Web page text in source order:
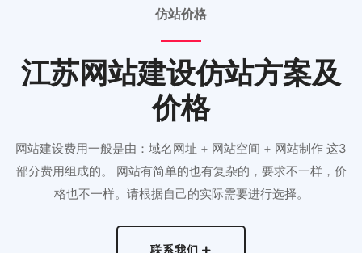
仿站价格
江苏网站建设仿站方案及
价格
网站建设费用一般是由：域名网址 + 网站空间 + 网站制作 这3
部分费用组成的。 网站有简单的也有复杂的，要求不一样，价
格也不一样。请根据自己的实际需要进行选择。
联系我们